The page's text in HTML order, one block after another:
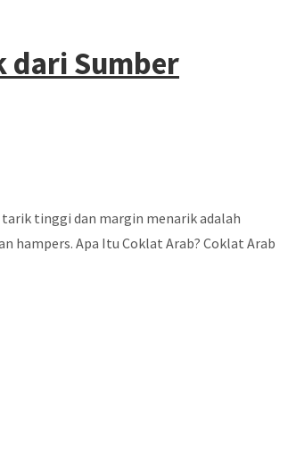
dari Sumber
tinggi dan margin menarik adalah
hampers. Apa Itu Coklat Arab? Coklat Arab